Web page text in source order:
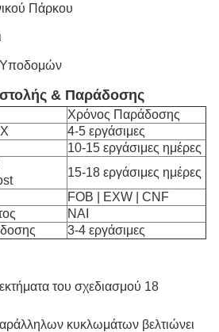
Πάρκου
& Παράδοσης
Χρόνος Παράδοσης
4-5 εργάσιμες
10-15 εργάσιμες ημέρες
15-18 εργάσιμες ημέρες
FOB | EXW | CNF
ΝΑΙ
3-4 εργάσιμες
του σχεδιασμού 18
κυκλωμάτων βελτιώνει